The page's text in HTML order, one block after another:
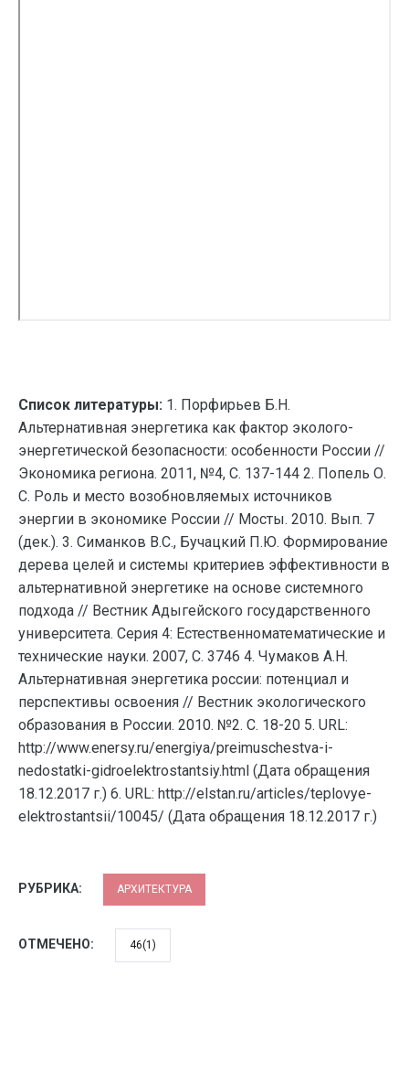
Список литературы: 1. Порфирьев Б.Н.
Альтернативная энергетика как фактор эколого-
энергетической безопасности: особенности России //
Экономика региона. 2011, №4, С. 137-144 2. Попель О.
С. Роль и место возобновляемых источников
энергии в экономике России // Мосты. 2010. Вып. 7
(дек.). 3. Симанков В.С., Бучацкий П.Ю. Формирование
дерева целей и системы критериев эффективности в
альтернативной энергетике на основе системного
подхода // Вестник Адыгейского государственного
университета. Серия 4: Естественноматематические и
технические науки. 2007, С. 3746 4. Чумаков А.Н.
Альтернативная энергетика россии: потенциал и
перспективы освоения // Вестник экологического
образования в России. 2010. №2. С. 18-20 5. URL:
http://www.enersy.ru/energiya/preimuschestva-i-
nedostatki-gidroelektrostantsiy.html (Дата обращения
18.12.2017 г.) 6. URL: http://elstan.ru/articles/teplovye-
elektrostantsii/10045/ (Дата обращения 18.12.2017 г.)
РУБРИКА: АРХИТЕКТУРА
ОТМЕЧЕНО: 46(1)